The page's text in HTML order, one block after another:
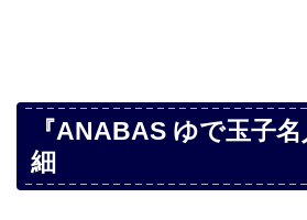
『ANABAS ゆで玉子
細